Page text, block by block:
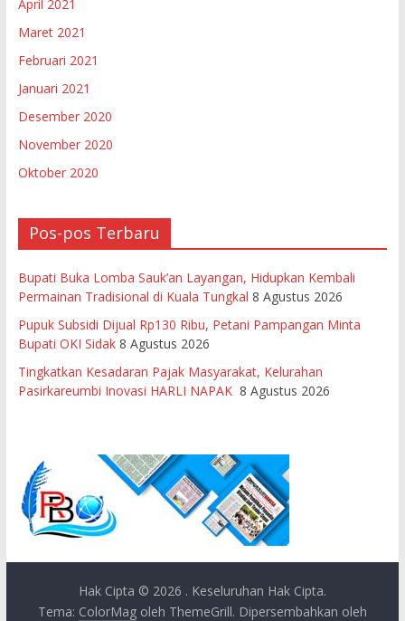
April 2021
Maret 2021
Februari 2021
Januari 2021
Desember 2020
November 2020
Oktober 2020
Pos-pos Terbaru
Bupati Buka Lomba Sauk’an Layangan, Hidupkan Kembali
Permainan Tradisional di Kuala Tungkal 8 Agustus 2026
Pupuk Subsidi Dijual Rp130 Ribu, Petani Pampangan Minta
Bupati OKI Sidak 8 Agustus 2026
Tingkatkan Kesadaran Pajak Masyarakat, Kelurahan
Pasirkareumbi Inovasi HARLI NAPAK 8 Agustus 2026
Hak Cipta © 2026 . Keseluruhan Hak Cipta.
Tema: ColorMagoleh ThemeGrill. Dipersembahkan oleh